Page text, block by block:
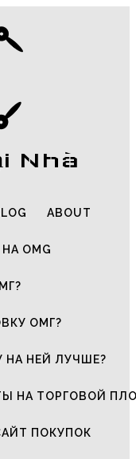
Nhà
ABOUT
OMG
ОМГ?
НА НЕЙ ЛУЧШЕ?
НА ТОРГОВОЙ
ПОКУПОК